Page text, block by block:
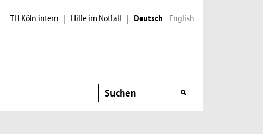
TH Köln intern | Hilfe im Notfall | Deutsch English
Suche